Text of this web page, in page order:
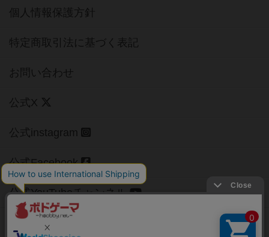
個人情報保護方針
特定商取引法に基づく表記
お問い合わせ
公式X
公式instagram
公式Facebook
公式YouTubeチャンネル